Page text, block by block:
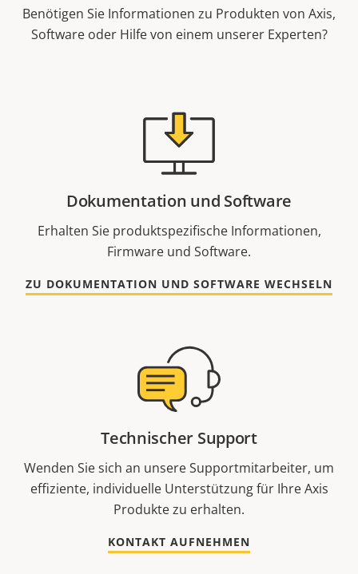
Benötigen Sie Informationen zu Produkten von Axis,
Software oder Hilfe von einem unserer Experten?
Dokumentation und Software
Erhalten Sie produktspezifische Informationen,
Firmware und Software.
ZU DOKUMENTATION UND SOFTWARE WECHSELN
Technischer Support
Wenden Sie sich an unsere Supportmitarbeiter, um
effiziente, individuelle Unterstützung für Ihre Axis
Produkte zu erhalten.
KONTAKT AUFNEHMEN